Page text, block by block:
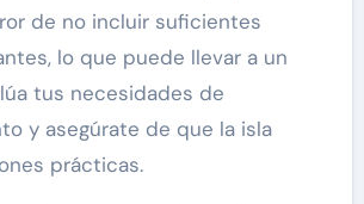
de no incluir suficientes
lo que puede llevar a un
tus necesidades de
y asegúrate de que la isla
prácticas.